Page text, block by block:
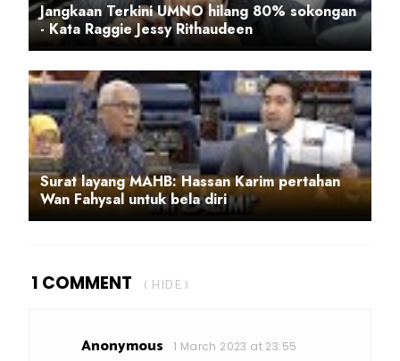
Jangkaan Terkini UMNO hilang 80% sokongan
- Kata Raggie Jessy Rithaudeen
Surat layang MAHB: Hassan Karim pertahan
Wan Fahysal untuk bela diri
1 COMMENT ( HIDE )
Anonymous 1 March 2023 at 23:55